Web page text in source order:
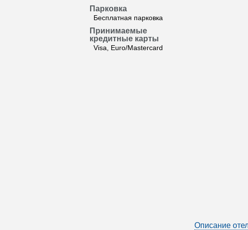
Парковка
Бесплатная парковка
Принимаемые
кредитные карты
Visa, Euro/Mastercard
Описание